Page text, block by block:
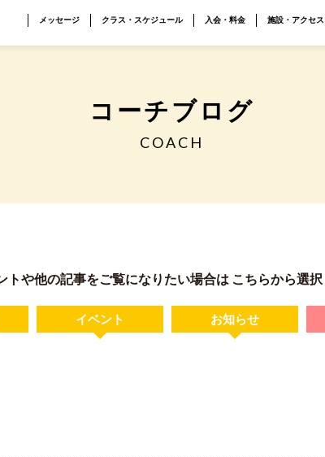
メッセージ クラス・スケジュール 入会・料金 施設・アクセス
コーチブログ
COACH
トや他の記事をご覧になりたい場合は こちらから選
イベント お知らせ